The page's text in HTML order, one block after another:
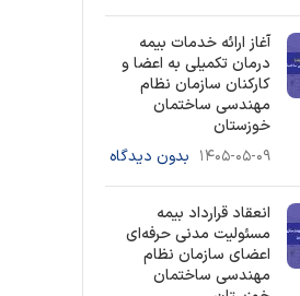
آغاز ارائه خدمات بیمه
درمان تکمیلی به اعضا و
کارکنان سازمان نظام
مهندسی ساختمان
خوزستان
۱۴۰۵-۰۵-۰۹ بدون دیدگاه
انعقاد قرارداد بیمه
مسئولیت مدنی حرفه‌ای
اعضای سازمان نظام
مهندسی ساختمان